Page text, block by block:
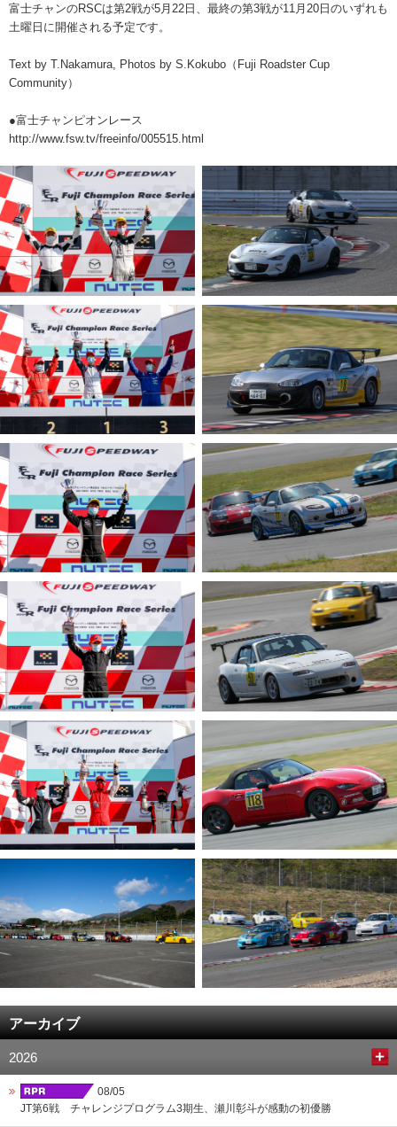
富士チャンのRSCは第2戦が5月22日、最終の第3戦が11月20日のいずれも
土曜日に開催される予定です。
Text by T.Nakamura, Photos by S.Kokubo（Fuji Roadster Cup
Community）
●富士チャンピオンレース
http://www.fsw.tv/freeinfo/005515.html
アーカイブ
2026
08/05
JT第6戦 チャレンジプログラム3期生、瀬川彰斗が感動の初優勝